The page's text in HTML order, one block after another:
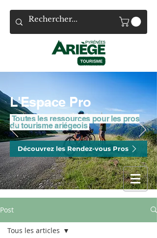
L'Espace Pro
Toutes les ressources pour les pros
du tourisme ariégeois
Découvrez les Rendez-vous Pros
Post
Tous les articles